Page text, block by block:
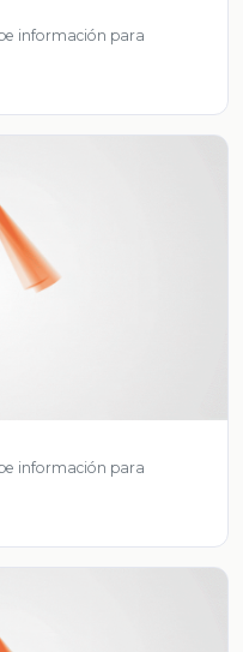
información para
información para